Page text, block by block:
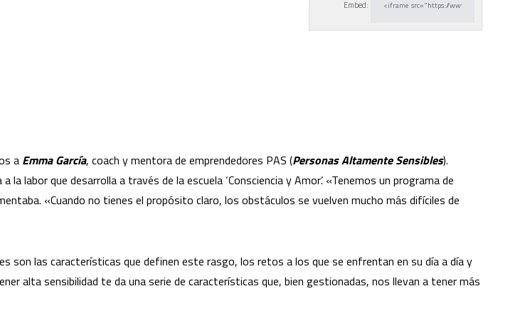
Embed:
a Emma García, coach y mentora de emprendedores PAS(Personas Altamente Sensibles).
labor que desarrolla a través de la escuela ‘Consciencia y Amor’. «Tenemos un programa de
«Cuando no tienes el propósito claro, los obstáculos se vuelven mucho más difíciles de
son las características que definen este rasgo, los retos a los que se enfrentan en su día a día y
alta sensibilidad te da una serie de características que, bien gestionadas, nos llevan a tener más